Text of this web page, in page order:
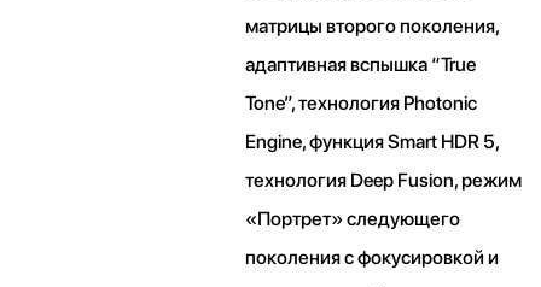
матрицы второго поколения,
адаптивная вспышка “True
Tone”, технология Photonic
Engine, функция Smart HDR 5,
технология Deep Fusion, режим
«Портрет» следующего
поколения с фокусировкой и